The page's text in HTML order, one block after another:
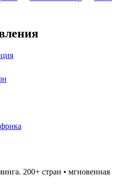
200+ стран • мгновенная